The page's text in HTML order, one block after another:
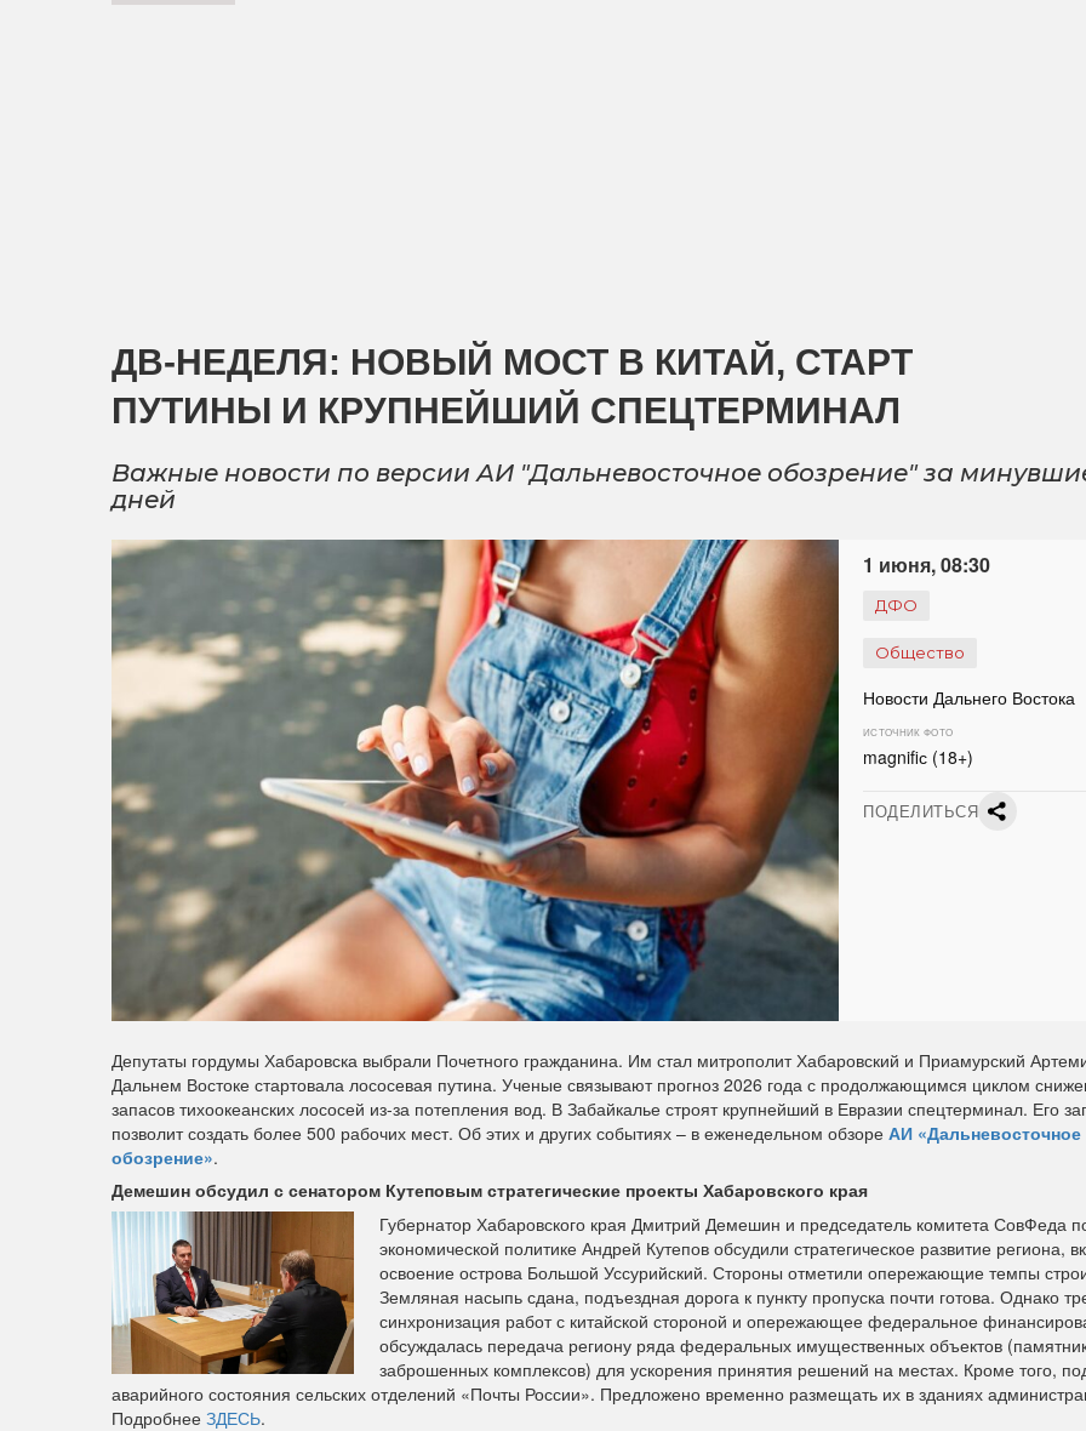
ДВ-НЕДЕЛЯ: НОВЫЙ МОСТ В КИТАЙ, СТАРТ
ПУТИНЫ И КРУПНЕЙШИЙ СПЕЦТЕРМИНАЛ
Важные новости по версии АИ "Дальневосточное обозрение" за
дней
1 июня, 08:30
ДФО
Общество
Новости Дальнего Востока
ИСТОЧНИК ФОТО
magnifiс (18+)
ПОДЕЛИТЬСЯ
Депутаты гордумы Хабаровска выбрали Почетного гражданина. Им стал митрополит Хабаровский и Приамурский
Дальнем Востоке стартовала лососевая путина. Ученые связывают прогноз 2026 года с продолжающимся циклом
запасов тихоокеанских лососей из-за потепления вод. В Забайкалье строят крупнейший в Евразии спецтерминал. Его
позволит создать более 500 рабочих мест. Об этих и других событиях – в еженедельном обзоре АИ «Дальневосточное
обозрение».
Демешин обсудил с сенатором Кутеповым стратегические проекты Хабаровского края
Губернатор Хабаровского края Дмитрий Демешин и председатель комитета СовФеда
экономической политике Андрей Кутепов обсудили стратегическое развитие региона,
освоение острова Большой Уссурийский. Стороны отметили опережающие темпы
Земляная насыпь сдана, подъездная дорога к пункту пропуска почти готова. Однако
синхронизация работ с китайской стороной и опережающее федеральное
обсуждалась передача региону ряда федеральных имущественных объектов
заброшенных комплексов) для ускорения принятия решений на местах. Кроме того,
аварийного состояния сельских отделений «Почты России». Предложено временно размещать их в зданиях
Подробнее ЗДЕСЬ.